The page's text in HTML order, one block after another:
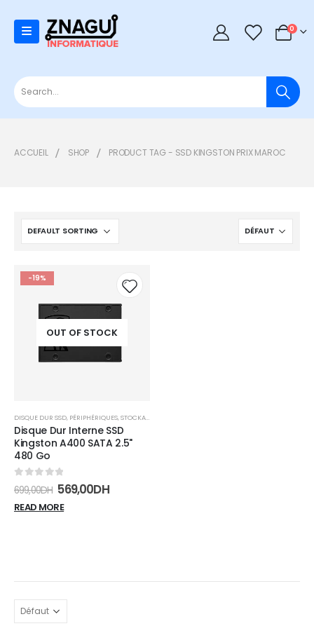
0 0
ACCUEIL SHOP PRODUCT TAG - SSD KINGSTON PRIX MAROC
-19%
OUT OF STOCK
Add to
wishlist
DISQUE DUR SSD, PÉRIPHÉRIQUES,STOCKAGE
Disque Dur Interne SSD
Kingston A400 SATA 2.5"
480 Go
699,00DH 569,00DH
READ MORE